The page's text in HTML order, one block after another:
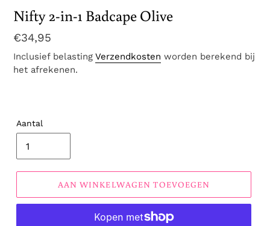
Nifty 2-in-1 Badcape Olive
Normale
prijs
€34,95
Inclusief belasting Verzendkosten worden berekend bij
het afrekenen.
Aantal
AAN WINKELWAGEN TOEVOEGEN